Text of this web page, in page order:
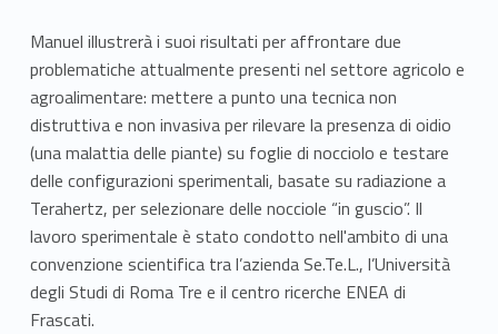
Manuel illustrerà i suoi risultati per affrontare due
problematiche attualmente presenti nel settore agricolo e
agroalimentare: mettere a punto una tecnica non
distruttiva e non invasiva per rilevare la presenza di oidio
(una malattia delle piante) su foglie di nocciolo e testare
delle configurazioni sperimentali, basate su radiazione a
Terahertz, per selezionare delle nocciole “in guscio”. Il
lavoro sperimentale è stato condotto nell'ambito di una
convenzione scientifica tra l’azienda Se.Te.L., l’Università
degli Studi di Roma Tre e il centro ricerche ENEA di
Frascati.